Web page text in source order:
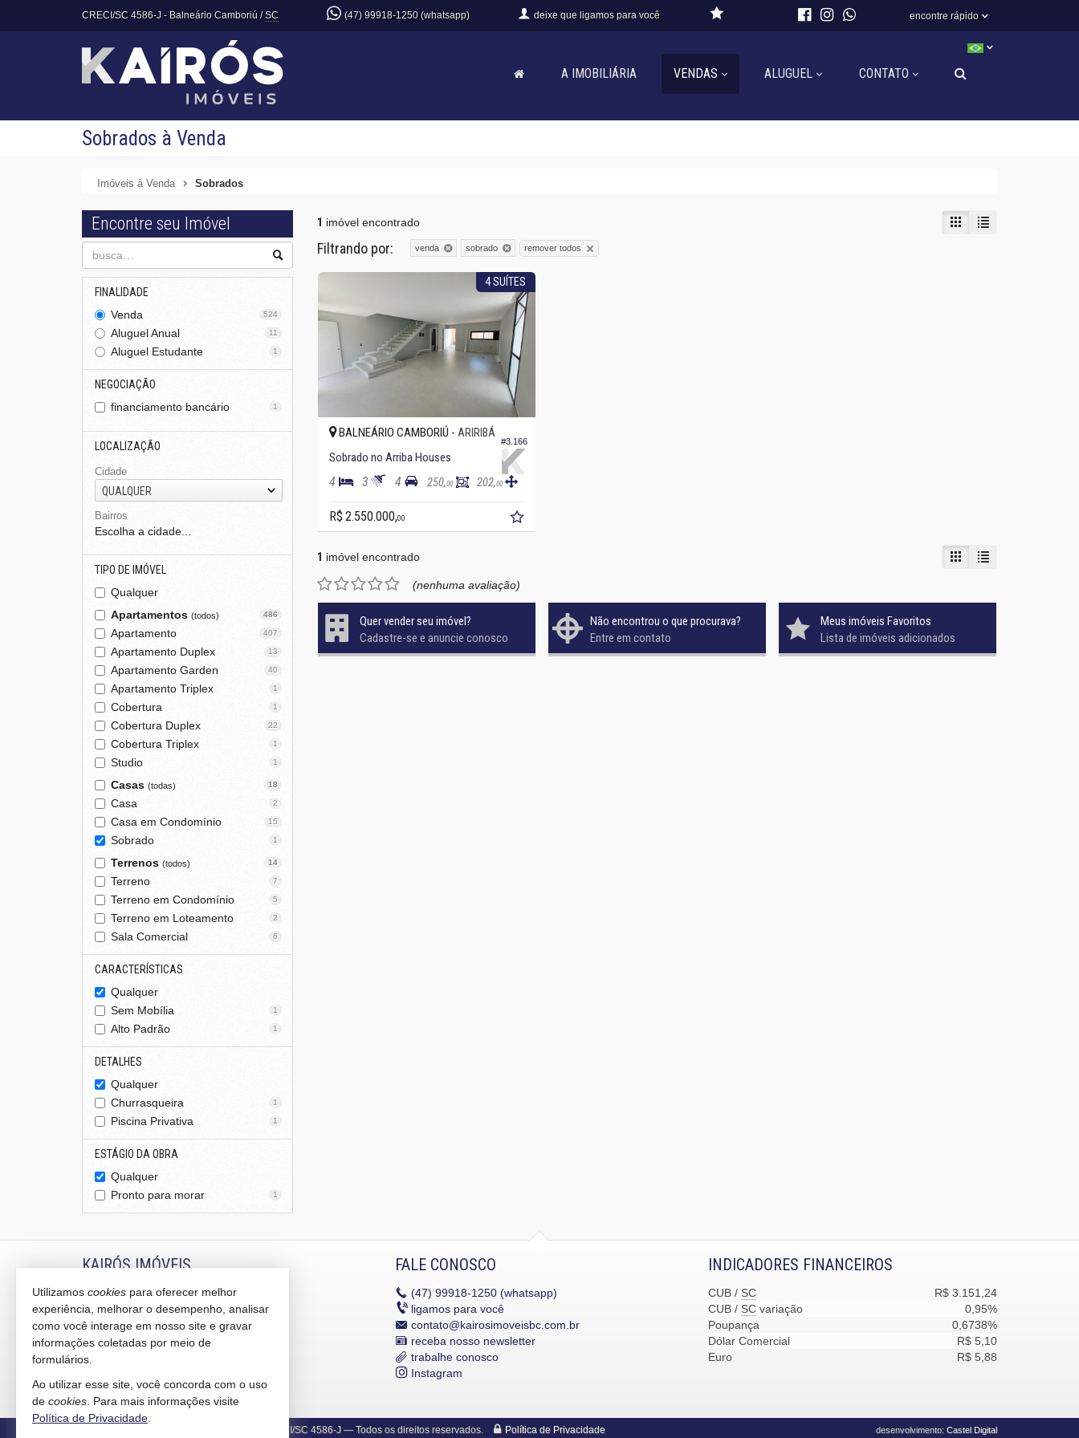
CRECI/SC 4586-J - Balneário Camboriú /SC (47) 99918-1250 (whatsapp) deixe que ligamos para você encontre rápido
A IMOBILIÁRIA VENDAS ALUGUEL CONTATO
Sobrados à Venda
Imóveis à Venda Sobrados
Encontre seu Imóvel
FINALIDADE
Venda
524
Aluguel Anual 11
Aluguel Estudante 1
NEGOCIAÇÃO
financiamento bancário
1
LOCALIZAÇÃO
Cidade
QUALQUER
Bairros
Escolha a cidade...
TIPO DE IMÓVEL
Qualquer
Apartamentos (todos) 486
Apartamento 407
Apartamento Duplex 13
Apartamento Garden 40
Apartamento Triplex 1
Cobertura 1
Cobertura Duplex 22
Cobertura Triplex 1
Studio 1
Casas (todas) 18
Casa 2
Casa em Condomínio 15
Sobrado 1
Terrenos (todos) 14
Terreno 7
Terreno em Condomínio 5
Terreno em Loteamento 2
Sala Comercial 6
CARACTERÍSTICAS
Qualquer
Sem Mobília
1
Alto Padrão 1
DETALHES
Qualquer
Churrasqueira
1
Piscina Privativa 1
ESTÁGIO DA OBRA
Qualquer
Pronto para morar
1
1 imóvel encontrado
Filtrando por: venda sobrado remover todos
4 SUÍTES
#3.166
BALNEÁRIO CAMBORIÚ - ARIRIBÁ
Sobrado no Arriba Houses
4 3 4 250,00 202,00
R$ 2.550.000,00
1 imóvel encontrado
(nenhuma avaliação)
Quer vender seu imóvel?
Cadastre-se e anuncie conosco
Não encontrou o que procurava?
Entre em contato
Meus imóveis Favoritos
Lista de imóveis adicionados
KAIRÓS IMÓVEIS
Rua 1121, 100
Centro - 88330-783
Balneário Camboriú / SC
mapa google
cadastre seu imóvel
mapa de imóveis
FALE CONOSCO
(47) 99918-1250 (whatsapp)
ligamos para você
contato@kairosimoveisbc.com.br
receba nosso newsletter
trabalhe conosco
Instagram
INDICADORES FINANCEIROS
CUB / SC
R$ 3.151,24
CUB / SC variação
0,95%
Poupança
0,6738%
Dólar Comercial
R$ 5,10
Euro
R$ 5,88
CRECI/SC 4586-J — Todos os direitos reservados. Política de Privacidade desenvolvimento: Castel Digital
Utilizamos cookies para oferecer melhor
experiência, melhorar o desempenho, analisar
como você interage em nosso site e gravar
informações coletadas por meio de
formulários.
Ao utilizar esse site, você concorda com o uso
de cookies . Para mais informações visite
Política de Privacidade